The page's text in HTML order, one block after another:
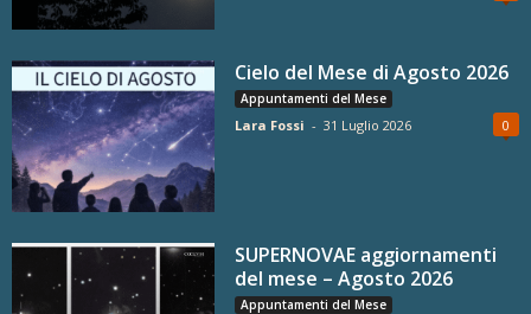
Cielo del Mese di Agosto 2026
Appuntamenti del Mese
Lara Fossi - 31 Luglio 2026 0
SUPERNOVAE aggiornamenti
del mese – Agosto 2026
Appuntamenti del Mese